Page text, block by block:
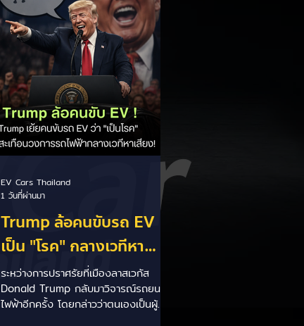
Trump ล้อคนขับรถ EV
เป็น "โรค" กลางเวทีหา
เสียง! 🚘⚡
ระหว่างการปราศรัยที่เมืองลาสเวกัส
Donald Trump กลับมาวิจารณ์รถยนต์
ไฟฟ้าอีกครั้ง โดยกล่าวว่าตนเองเป็นผู้
EV Cars Thailand
1 วันที่ผ่านมา